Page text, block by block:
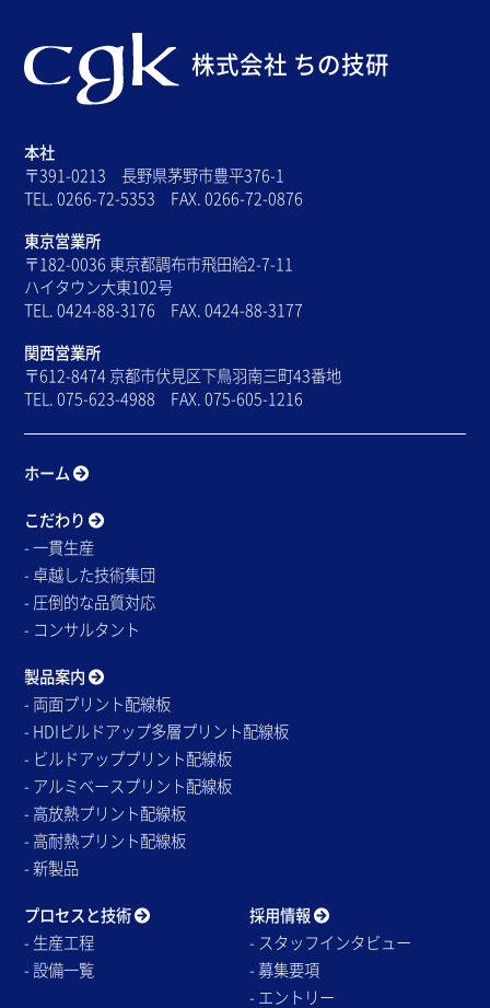
株式会社 ちの技研
本社
〒391-0213 長野県茅野市豊平376-1
TEL. 0266-72-5353 FAX. 0266-72-0876
東京営業所
〒182-0036 東京都調布市飛田給2-7-11
ハイタウン大東102号
TEL. 0424-88-3176 FAX. 0424-88-3177
関西営業所
〒612-8474 京都市伏見区下鳥羽南三町43番地
TEL. 075-623-4988 FAX. 075-605-1216
ホーム
こだわり
- 一貫生産
- 卓越した技術集団
- 圧倒的な品質対応
- コンサルタント
製品案内
- 両面プリント配線板
- HDIビルドアップ多層プリント配線板
- ビルドアッププリント配線板
- アルミベースプリント配線板
- 高放熱プリント配線板
- 高耐熱プリント配線板
- 新製品
プロセスと技術
- 生産工程
- 設備一覧
採用情報
- スタッフインタビュー
- 募集要項
- エントリー